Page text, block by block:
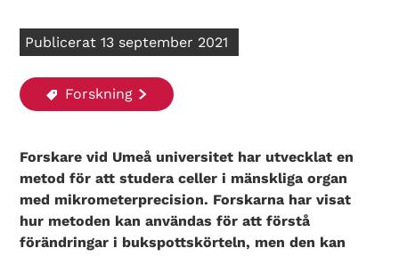
Publicerat 13 september 2021
Forskning
Forskare vid Umeå universitet har utvecklat en
metod för att studera celler i mänskliga organ
med mikrometerprecision. Forskarna har visat
hur metoden kan användas för att förstå
förändringar i bukspottskörteln, men den kan